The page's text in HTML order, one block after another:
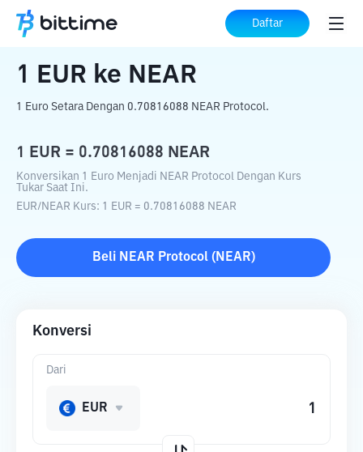
Daftar
Beranda Konverter Kripto ke NEAR
1 EUR ke NEAR
1 Euro Setara Dengan 0.70816088 NEAR Protocol.
1 EUR = 0.70816088 NEAR
Konversikan 1 Euro Menjadi NEAR Protocol Dengan Kurs
Tukar Saat Ini.
EUR/NEAR Kurs: 1 EUR = 0.70816088 NEAR
Beli NEAR Protocol( NEAR)
Konversi
Dari
EUR